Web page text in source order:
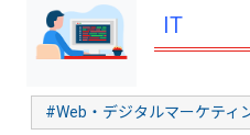
IT
#Web・デジタルマーケティ